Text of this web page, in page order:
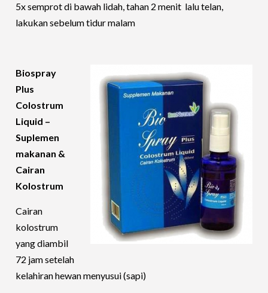
5x semprot di bawah lidah, tahan 2 menit lalu telan,
lakukan sebelum tidur malam
Biospray
Plus
Colostrum
Liquid –
Suplemen
makanan &
Cairan
Kolostrum
Cairan
kolostrum
yang diambil
72 jam setelah
kelahiran hewan menyusui (sapi)